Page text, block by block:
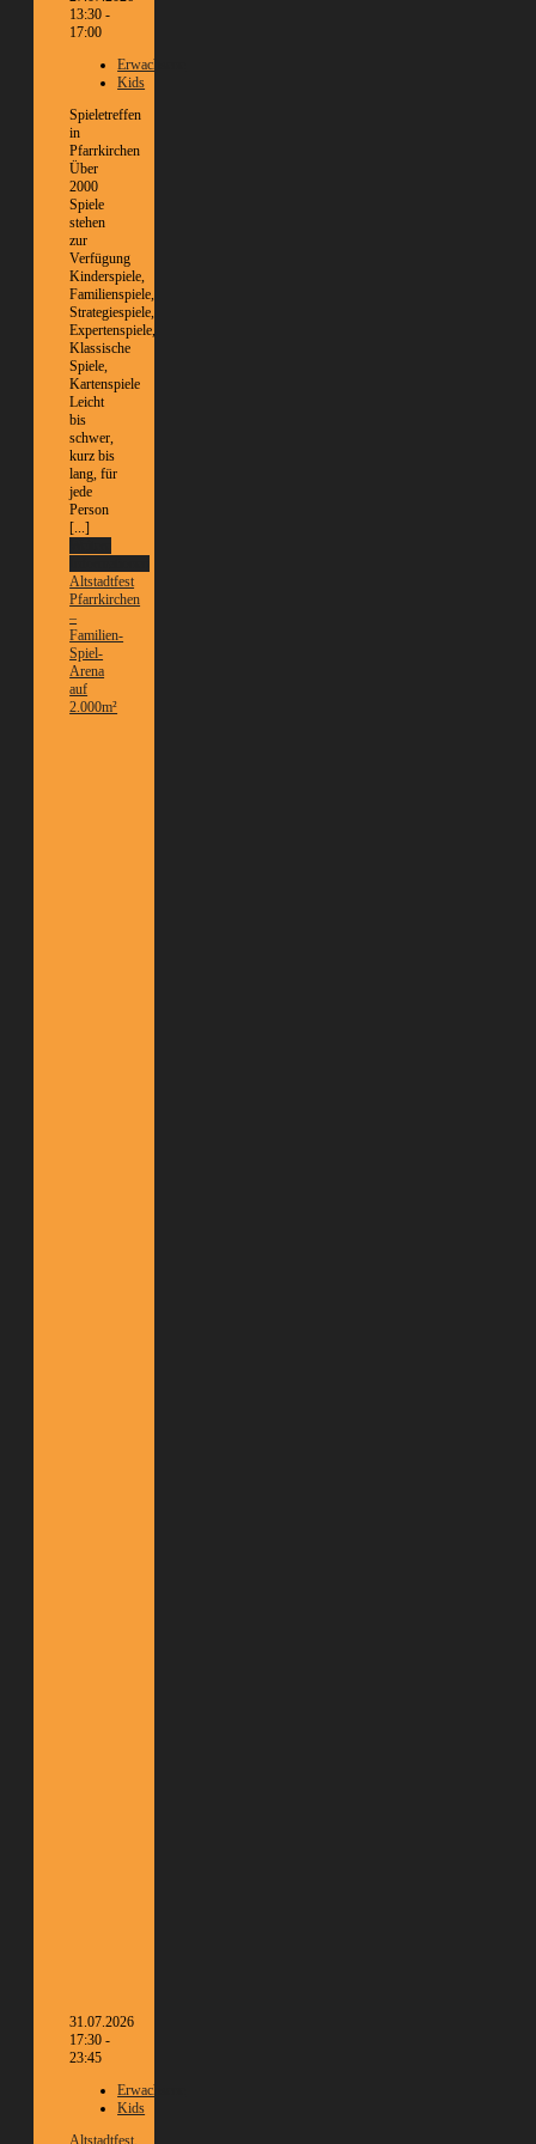
13:30 -
17:00
Erwachsene
Kids
Spieletreffen
in
Pfarrkirchen
Über
2000
Spiele
stehen
zur
Verfügung
Kinderspiele,
Familienspiele,
Strategiespiele,
Expertenspiele,
Klassische
Spiele,
Kartenspiele
Leicht
bis
schwer,
kurz bis
lang, für
jede
Person
[...]
Altstadtfest
Pfarrkirchen
–
Familien-
Spiel-
Arena
auf
2.000m²
31.07.2026
17:30 -
23:45
Erwachsene
Kids
Altstadtfest